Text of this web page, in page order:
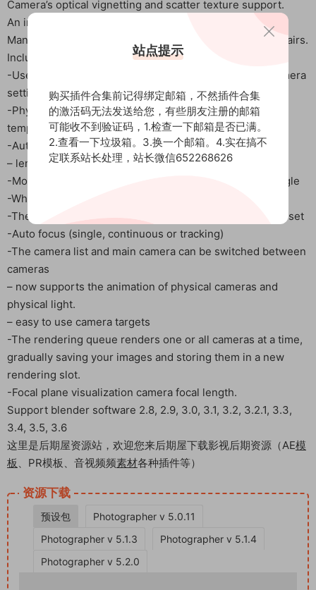
Camera’s optical vignetting and scatter texture support.
An innovative UI, a more streamlined workflow.
Many small quality of life im
ovements and stability repairs.
Include previous version features:
-Use artist friendly control (EV value) above the real camera
settings (ISO, aperture, shutter speed) for exposure
-Physical light units (lumens, candela, lux), color
temperature and preset
-Auto exposure in Viewport
– lens tilt and automatic archviz tilt
-Motion fuzzy control using shutter speed or shutter angle
-White balance with viewport selector
-The resolution of each camera has an artist friendly preset
-Auto focus (single, continuous or tracking)
-The camera list and main camera can be switched between
cameras
– now supports the animation of physical cameras and
physical light.
– easy to use camera targets
-The rendering queue renders one or all cameras at a time,
gradually saving your images and storing them in a new
rendering slot.
-Focal plane visualization camera focal length.
Support blender software 2.8, 2.9, 3.0, 3.1, 3.2, 3.2.1, 3.3,
3.4, 3.5, 3.6
这里是后期屋资源站，欢迎您来后期屋下载影视后期资源（AE模
板
、PR模板、音视频频素材各种插件等）
资源下载
预设包
Photographer v 5.0.11
Photographer v 5.1.3
Photographer v 5.1.4
Photographer v 5.2.0
站点提示
购买插件合集前记得绑定邮箱，不然插件合集
的激活码无法发送给您，有些朋友注册的邮箱
可能收不到验证码，1.检查一下邮箱是否已满。
2.查看一下垃圾箱。3.换一个邮箱。4.实在搞不
定联系站长处理，站长微信652268626